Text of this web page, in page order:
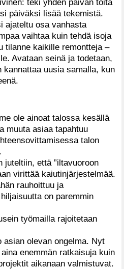
päiväksi lisää tekemistä.
ajateltu osa vanhasta
vaihtaa kuin tehdä isoja
tilanne kaikille remontteja –
Avataan seinä ja todetaan,
uusia samalla, kun
ole ainoat talossa kesällä
muuta asiaa tapahtuu
talon
juteltiin, että ”iltavuoroon
virittää kaiutinjärjestelmää.
rauhoittuu ja
on paremmin
työmailla rajoitetaan
olevan ongelma. Nyt
enemmän ratkaisuja kuin
aikanaan valmistuvat.